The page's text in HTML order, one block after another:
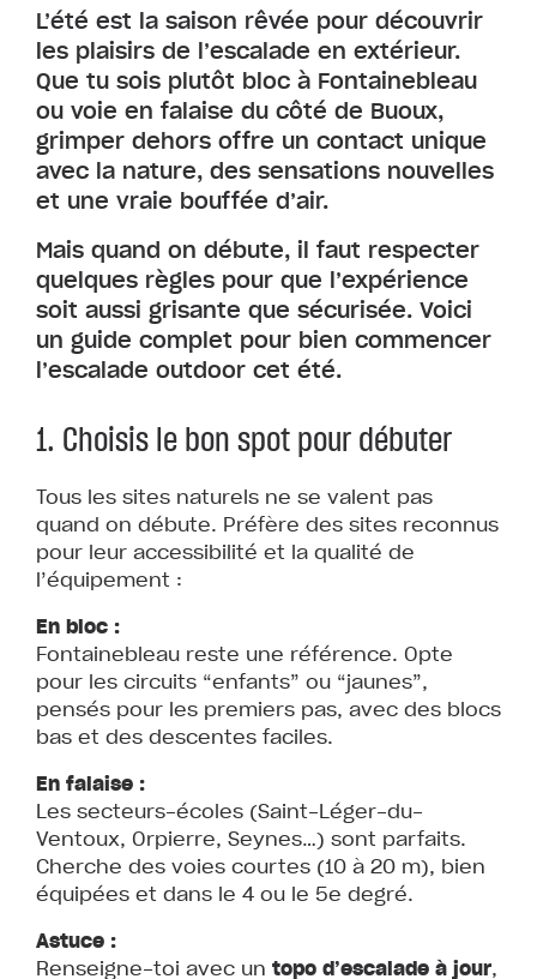
L’été est la saison rêvée pour découvrir
les plaisirs de l’escalade en extérieur.
Que tu sois plutôt bloc à Fontainebleau
ou voie en falaise du côté de Buoux,
grimper dehors offre un contact unique
avec la nature, des sensations nouvelles
et une vraie bouffée d’air.
Mais quand on débute, il faut respecter
quelques règles pour que l’expérience
soit aussi grisante que sécurisée. Voici
un guide complet pour bien commencer
l’escalade outdoor cet été.
1. Choisis le bon spot pour débuter
Tous les sites naturels ne se valent pas
quand on débute. Préfère des sites reconnus
pour leur accessibilité et la qualité de
l’équipement :
En bloc :
Fontainebleau reste une référence. Opte
pour les circuits “enfants” ou “jaunes”,
pensés pour les premiers pas, avec des blocs
bas et des descentes faciles.
En falaise :
Les secteurs-écoles (Saint-Léger-du-
Ventoux, Orpierre, Seynes…) sont parfaits.
Cherche des voies courtes (10 à 20 m), bien
équipées et dans le 4 ou le 5e degré.
Astuce :
Renseigne-toi avec un topo d’escalade à jour,